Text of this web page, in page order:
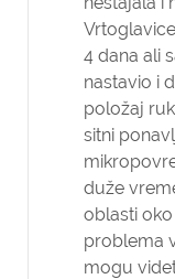
4 dana ali
nastavio i
položaj
sitni
duže
oblasti
problema
mogu